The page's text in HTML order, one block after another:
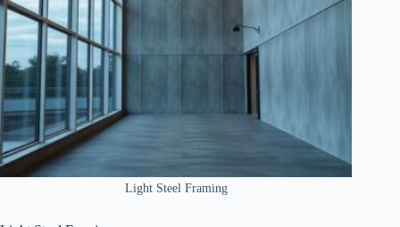
Light Steel Framing